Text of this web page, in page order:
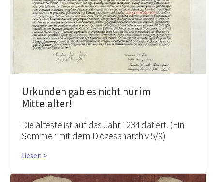
Urkunden gab es nicht nur im
Mittelalter!
Die älteste ist auf das Jahr 1234 datiert. (Ein
Sommer mit dem Diözesanarchiv 5/9)
liesen >